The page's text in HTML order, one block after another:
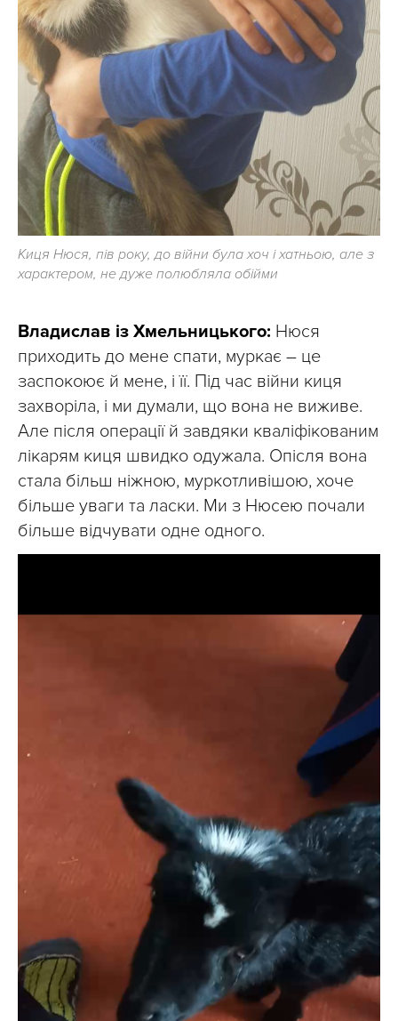
Киця Нюся, пів року, до війни була хоч і хатньою, але з
характером, не дуже полюбляла обійми
Владислав із Хмельницького: Нюся
приходить до мене спати, муркає – це
заспокоює й мене, і її. Під час війни киця
захворіла, і ми думали, що вона не виживе.
Але після операції й завдяки кваліфікованим
лікарям киця швидко одужала. Опісля вона
стала більш ніжною, муркотливішою, хоче
більше уваги та ласки. Ми з Нюсею почали
більше відчувати одне одного.